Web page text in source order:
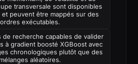
transversale sont disponibles
peuvent être mappés sur des
ordres exécutables.
de recherche capables de valider
à gradient boosté XGBoost avec
chronologiques plutôt que des
mélanges aléatoires.